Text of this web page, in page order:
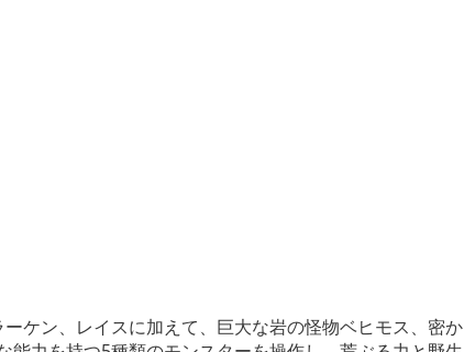
ケン、レイスに加えて、巨大な岩の怪物ベヒモス、密か